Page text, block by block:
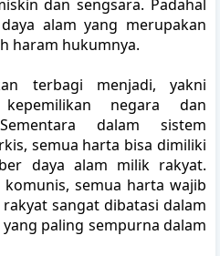
dan sengsara. Padahal
alam yang merupakan
haram hukumnya.
terbagi menjadi, yakni
negara dan
dalam sistem
semua harta bisa dimiliki
daya alam milik rakyat.
semua harta wajib
sangat dibatasi dalam
paling sempurna dalam